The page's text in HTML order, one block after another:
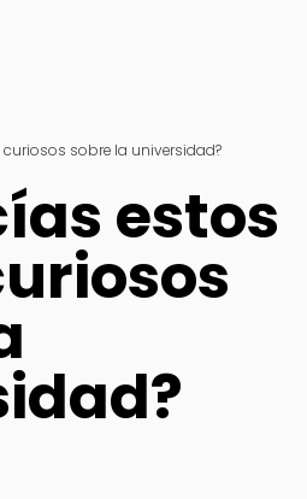
sobre la universidad?
estos